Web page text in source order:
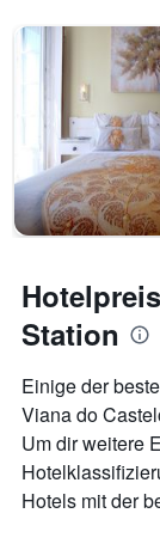
Station
Einige der
Viana do
Um dir weitere
Hotels mit der